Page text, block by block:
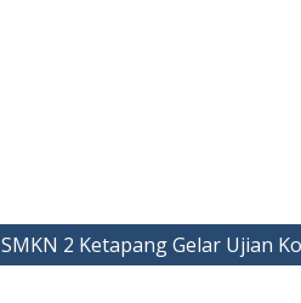
SMKN 2 Ketapang Gelar Ujian